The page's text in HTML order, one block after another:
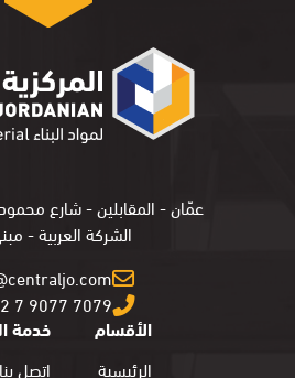
عمّان - المقابلين - شارع
الشركة العربية -
7 9077 7079
الأقسام
الرئيسية
خدمة
اتصل بنا